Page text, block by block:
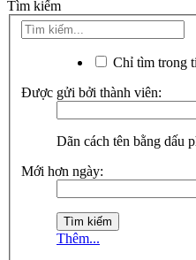
Tìm kiếm
Chỉ tìm trong
Được gửi bởi thành viên:
Dãn cách tên bằng dấu
Mới hơn ngày:
Thêm...